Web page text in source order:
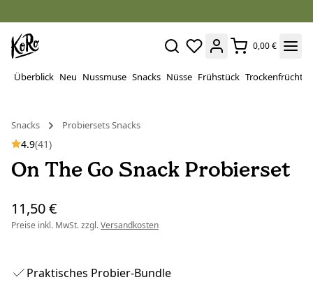
0,00 €
Überblick Neu Nussmuse Snacks Nüsse Frühstück Trockenfrüchte
Snacks
Probiersets Snacks
4.9(41)
On The Go Snack Probierset
11,50 €
Preise inkl. MwSt. zzgl.Versandkosten
Praktisches Probier-Bundle